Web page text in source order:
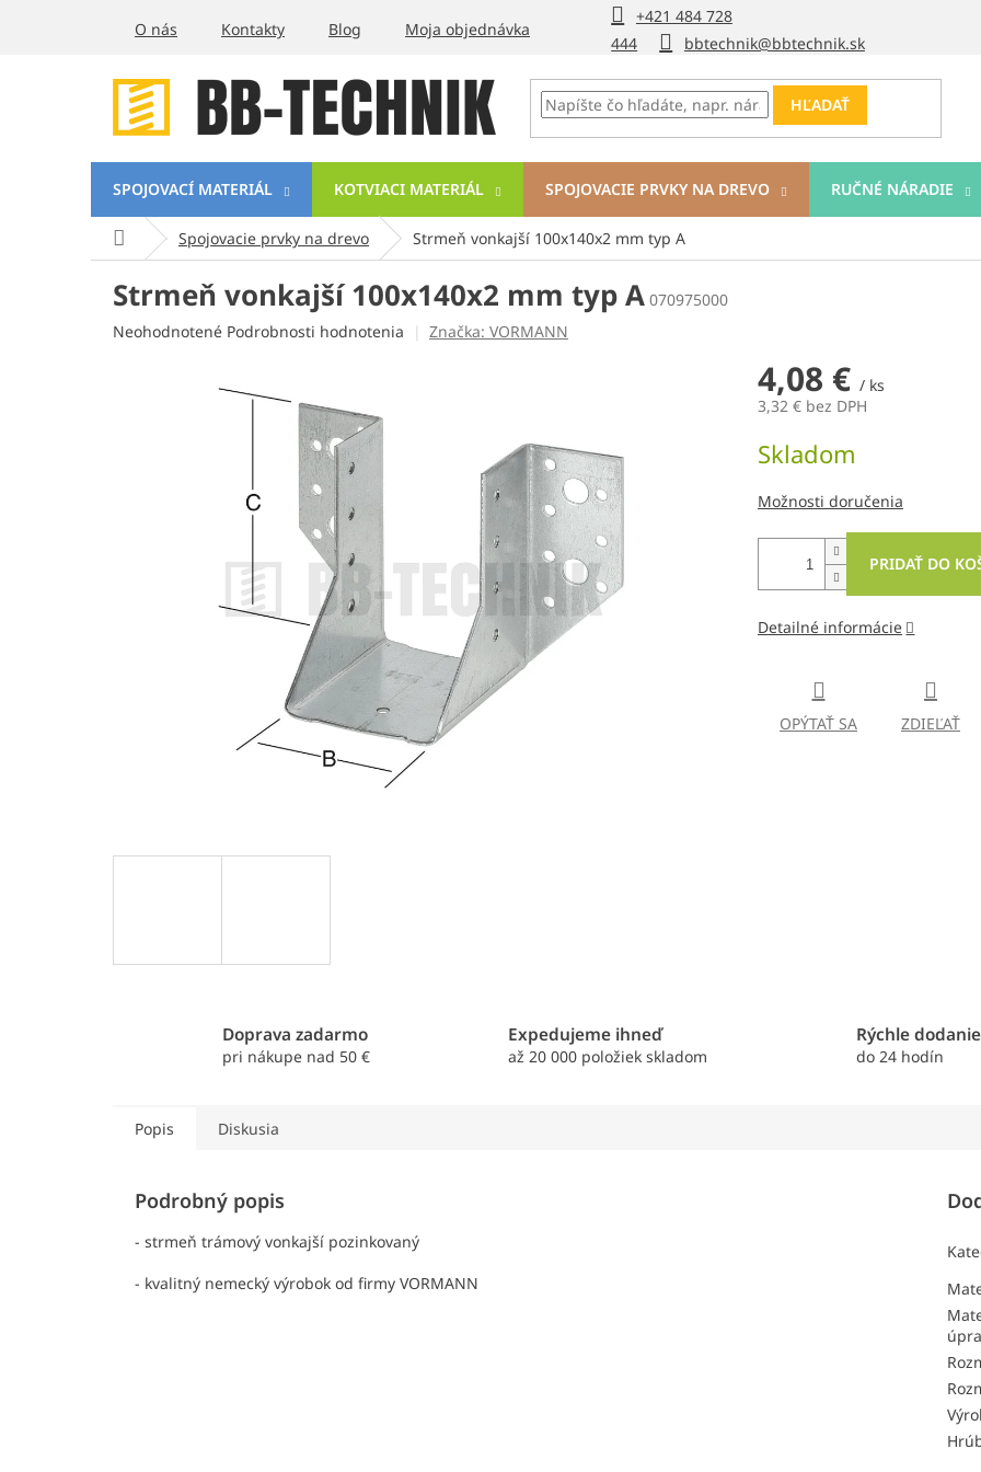
+421 484 728
444
bbtechnik@bbtechnik.sk
O nás Kontakty Blog Moja objednávka
HĽADAŤ
SPOJOVACÍ MATERIÁL KOTVIACI MATERIÁL SPOJOVACIE PRVKY NA DREVO RUČNÉ NÁRADIE
DomovSpojovacie prvky na drevo Strmeň vonkajší 100x140x2 mm typ A
Strmeň vonkajší 100x140x2 mm typ A 070975000
Priemerné
Neohodnotené Podrobnosti hodnotenia Značka: VORMANN
4,08 € / ks
3,32 € bez DPH
cena:
Skladom
Možnosti doručenia
PRIDAŤ DO
Detailné informácie
OPÝTAŤ SA ZDIEĽAŤ
Doprava zadarmo
pri nákupe nad 50 €
Expedujeme ihneď
až 20 000 položiek skladom
Rýchle dodanie
do 24 hodín
Popis Diskusia
Podrobný popis
- strmeň trámový vonkajší pozinkovaný
- kvalitný nemecký výrobok od firmy VORMANN